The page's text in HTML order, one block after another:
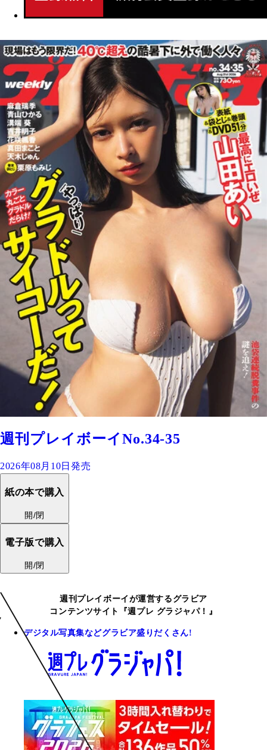
週刊プレイボーイNo.34-35
2026年08月10日発売
紙の本で購入
開/閉
電子版で購入
開/閉
週刊プレイボーイが運営するグラビア
コンテンツサイト『週プレ グラジャパ！』
デジタル写真集などグラビア盛りだくさん!